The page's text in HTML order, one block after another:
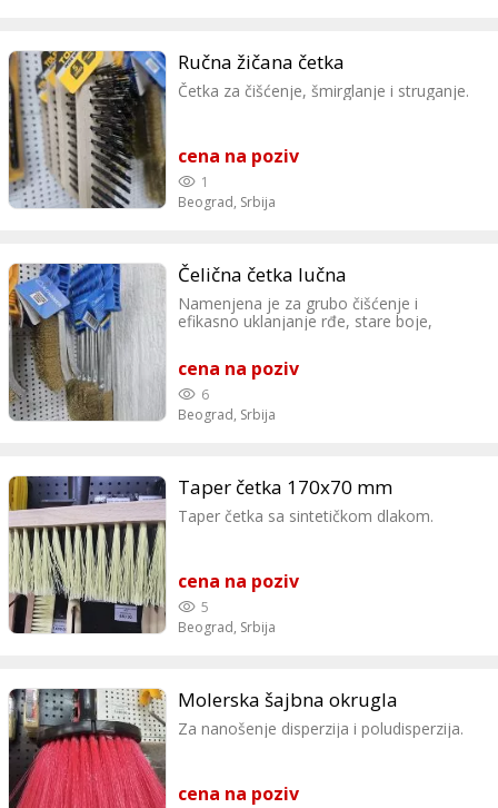
Ručna žičana četka
Četka za čišćenje, šmirglanje i struganje.
cena na poziv
1
Beograd, Srbija
Čelična četka lučna
Namenjena je za grubo čišćenje i
efikasno uklanjanje rđe, stare boje,
cena na poziv
6
Beograd, Srbija
Taper četka 170x70 mm
Taper četka sa sintetičkom dlakom.
cena na poziv
5
Beograd, Srbija
Molerska šajbna okrugla
Za nanošenje disperzija i poludisperzija.
cena na poziv